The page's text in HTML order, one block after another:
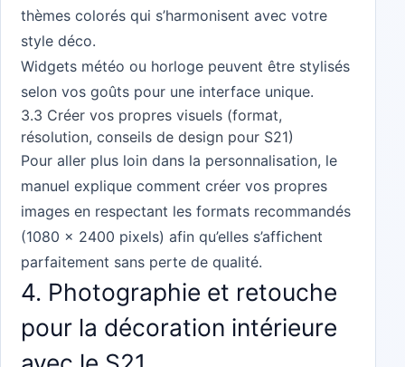
thèmes colorés qui s’harmonisent avec votre
style déco.
Widgets météo ou horloge peuvent être stylisés
selon vos goûts pour une interface unique.
3.3 Créer vos propres visuels (format,
résolution, conseils de design pour S21)
Pour aller plus loin dans la personnalisation, le
manuel explique comment créer vos propres
images en respectant les formats recommandés
(1080 x 2400 pixels) afin qu’elles s’affichent
parfaitement sans perte de qualité.
4. Photographie et retouche
pour la décoration intérieure